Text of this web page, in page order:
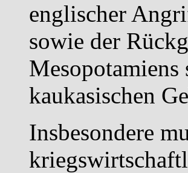
englischer
sowie der
Mesopotamiens
kaukasischen
Insbesondere